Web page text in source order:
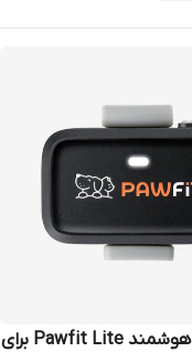
ردیاب GPS هوشمند Pawfit Lite برای